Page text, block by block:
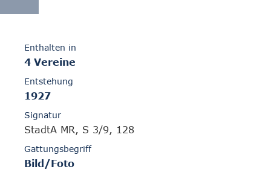
Enthalten in
4 Vereine
Entstehung
1927
Signatur
StadtA MR, S 3/9, 128
Gattungsbegriff
Bild/Foto